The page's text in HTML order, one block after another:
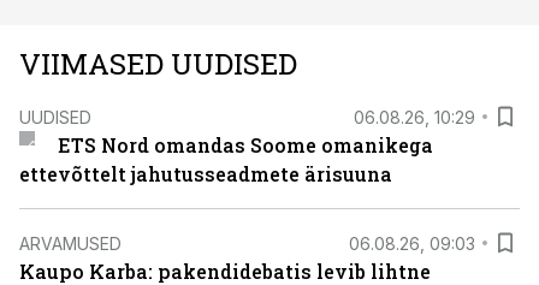
VIIMASED UUDISED
UUDISED 06.08.26, 10:29
ETS Nord omandas Soome omanikega
ettevõttelt jahutusseadmete ärisuuna
ARVAMUSED 06.08.26, 09:03
Kaupo Karba: pakendidebatis levib lihtne